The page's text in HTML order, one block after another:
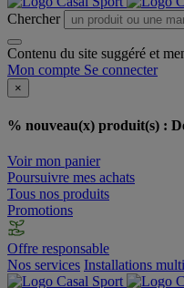
Chercher
Contenu du site suggéré et
Mon compte Se connecter
×
% nouveau(x) produit(s) :
Voir mon panier
Poursuivre mes achats
Tous nos produits
Promotions
Offre responsable
Nos services Installations